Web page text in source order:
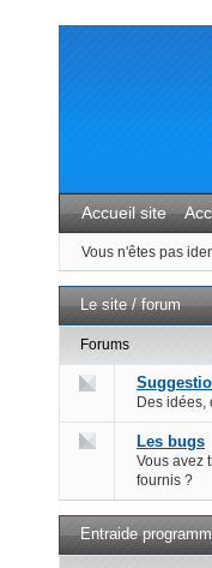
Accueil site
Vous n'êtes pas
Le site / forum
Forums
Des idées,
Les bugs
Vous avez
fournis ?
Entraide